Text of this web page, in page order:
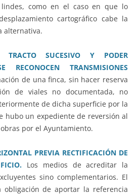
lindes, como en el caso en que lo
cartográfico cabe la
alternativa.
TRACTO SUCESIVO Y PODER
RECONOCEN TRANSMISIONES
de una finca, sin hacer reserva
de viales no documentada, no
de dicha superficie por la
hubo un expediente de reversión al
por el Ayuntamiento.
PREVIA RECTIFICACIÓN DE
Los medios de acreditar la
sino complementarios. El
de aportar la referencia